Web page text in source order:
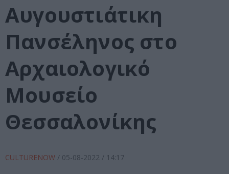
Αυγουστιάτικη
Πανσέληνος στο
Αρχαιολογικό
Μουσείο
Θεσσαλονίκης
CULTURENOW / 05-08-2022 / 14:17